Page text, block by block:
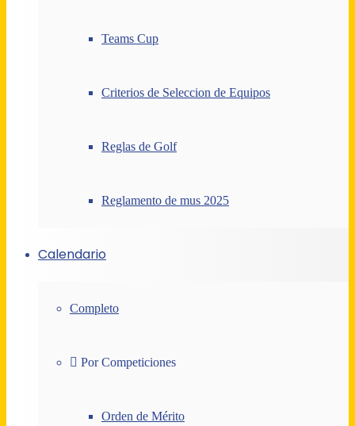
Teams Cup
Criterios de Seleccion de Equipos
Reglas de Golf
Reglamento de mus 2025
Calendario
Completo
Por Competiciones
Orden de Mérito